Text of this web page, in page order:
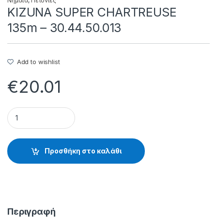
KIZUNA SUPER CHARTREUSE
135m – 30.44.50.013
Add to wishlist
€20.01
KIZUNA SUPER CHARTREUSE 135m - 30.44.50.013 quantity
Προσθήκη στο καλάθι
Περιγραφή